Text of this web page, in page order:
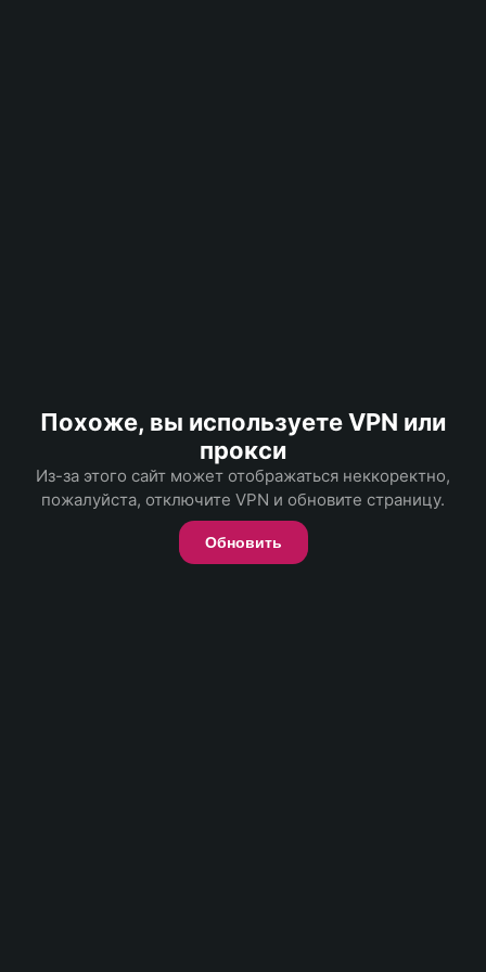
Похоже, вы используете VPN или
прокси
Из-за этого сайт может отображаться неккоректно,
пожалуйста, отключите VPN и обновите страницу.
Обновить